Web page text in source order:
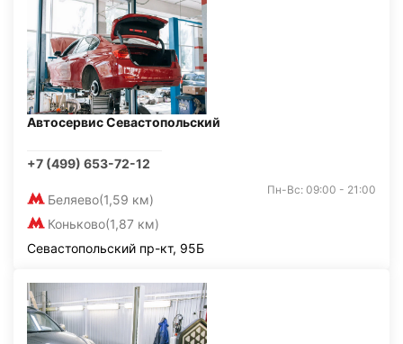
Автосервис Севастопольский
+7 (499) 653-72-12
Беляево(1,59 км)
Коньково(1,87 км)
Пн-Вс: 09:00 - 21:00
Севастопольский пр-кт, 95Б